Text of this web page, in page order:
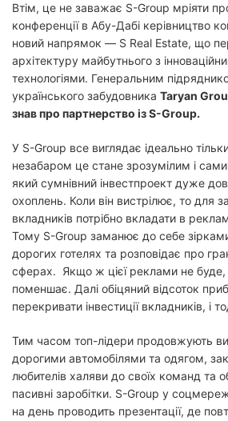
Втім, це не заважає S-Group мріяти
конференції в Абу-Дабі керівництво
новий напрямок — S Real Estate, що
архітектуру майбутнього з
технологіями. Генеральним
українського забудовника Taryan
знав про партнерство із S-Group.
У S-Group все виглядає ідеально
незабаром це стане зрозумілим і
який сумнівний інвестпроект дуже
охоплень. Коли він вистрілює, то для
вкладників потрібно вкладати в
Тому S-Group заманює до себе
дорогих готелях та розповідає про
сферах. Якщо ж цієї реклами не буде,
поменшає. Далі обіцяний відсоток
перекривати інвестиції вкладників, і
Тим часом топ-лідери продовжують
дорогими автомобілями та одягом,
любителів халяви до своїх команд та
пасивні заробітки. S-Group у
на день проводить презентації, де